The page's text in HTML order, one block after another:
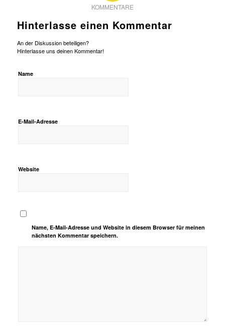
KOMMENTARE
Hinterlasse einen Kommentar
An der Diskussion beteiligen?
Hinterlasse uns deinen Kommentar!
Name
E-Mail-Adresse
Website
Name, E-Mail-Adresse und Website in diesem Browser für meinen
nächsten Kommentar speichern.